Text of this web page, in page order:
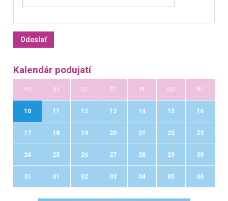
Kalendár podujatí
PO UT ST ŠT PI SO NE
10 11 12 13 14 15 16
17 18 19 20 21 22 23
24 25 26 27 28 29 30
31 01 02 03 04 05 06